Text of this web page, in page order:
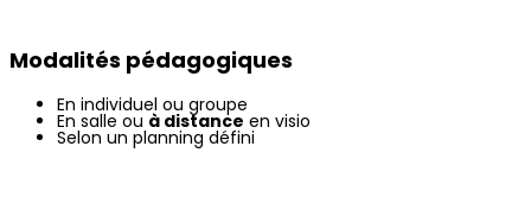
Modalités pédagogiques
En individuel ou groupe
En salle ou à distance en visio
Selon un planning défini